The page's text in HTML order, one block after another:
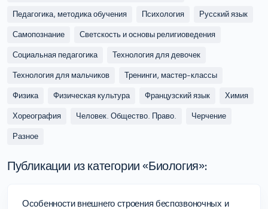
Педагогика, методика обучения
Психология
Русский язык
Самопознание
Светскость и основы религиоведения
Социальная педагогика
Технология для девочек
Технология для мальчиков
Тренинги, мастер-классы
Физика
Физическая культура Французский язык
Химия
Хореография
Человек. Общество. Право.
Черчение
Разное
Публикации из категории «‎‎Биология»:
Особенности внешнего строения беспозвоночных и